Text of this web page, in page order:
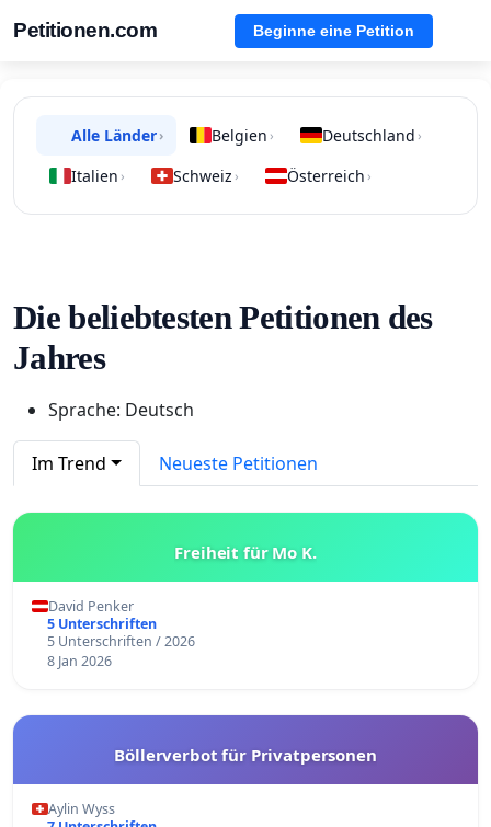
Petitionen.com Beginne eine Petition
Alle Länder› Belgien › Deutschland ›
Italien › Schweiz › Österreich ›
Die beliebtesten Petitionen des
Jahres
Sprache: Deutsch
Im Trend Neueste Petitionen
Freiheit für Mo K.
David Penker
5 Unterschriften
5 Unterschriften / 2026
8 Jan 2026
Böllerverbot für Privatpersonen
Aylin Wyss